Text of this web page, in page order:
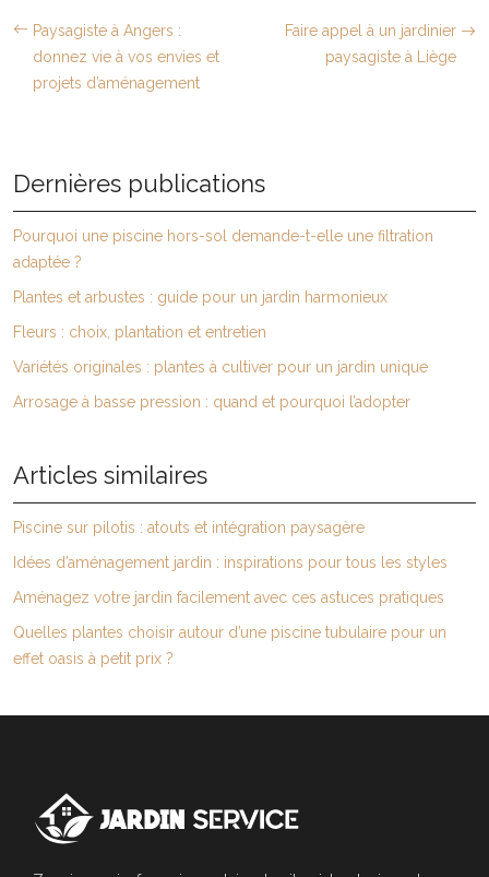
Paysagiste à Angers :
donnez vie à vos envies et
projets d’aménagement
Faire appel à un jardinier
paysagiste à Liège
Dernières publications
Pourquoi une piscine hors-sol demande-t-elle une filtration
adaptée ?
Plantes et arbustes : guide pour un jardin harmonieux
Fleurs : choix, plantation et entretien
Variétés originales : plantes à cultiver pour un jardin unique
Arrosage à basse pression : quand et pourquoi l’adopter
Articles similaires
Piscine sur pilotis : atouts et intégration paysagère
Idées d’aménagement jardin : inspirations pour tous les styles
Aménagez votre jardin facilement avec ces astuces pratiques
Quelles plantes choisir autour d’une piscine tubulaire pour un
effet oasis à petit prix ?